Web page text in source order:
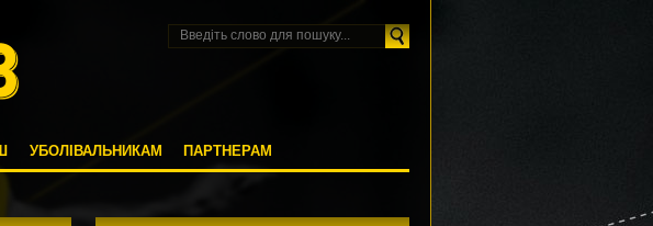
УБОЛІВАЛЬНИКАМ ПАРТНЕРАМ